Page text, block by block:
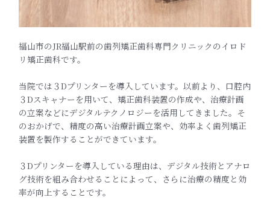
福山市のJR福山駅前の歯列矯正歯科専門クリニックのイロド
リ矯正歯科です。
当院では３Dプリンターを導入しています。以前より、口腔内
３Dスキャナーを用いて、矯正歯科装置の作成や、治療計画
の立案などにデジタルテクノロジーを活用してきました。そ
のおかげで、精度の高い治療計画立案や、効率よく歯列矯正
装置を製作することができています。
３Dプリンターを導入している理由は、デジタル技術とアナロ
グ技術を組み合わせることによって、さらに治療の精度と効
率が向上することです。